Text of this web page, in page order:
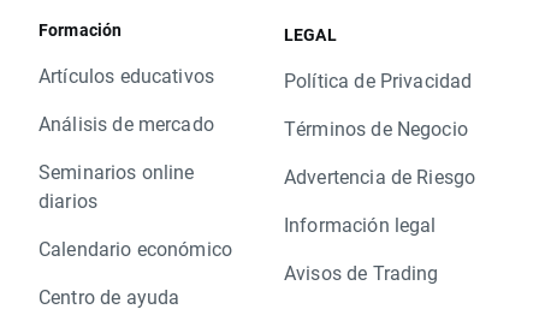
Formación
Artículos educativos
Análisis de mercado
Seminarios online
diarios
Calendario económico
Centro de ayuda
LEGAL
Política de Privacidad
Términos de Negocio
Advertencia de Riesgo
Información legal
Avisos de Trading